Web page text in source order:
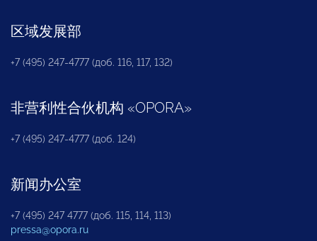
区域发展部
+7 (495) 247-4777 (доб. 116, 117, 132)
非营利性合伙机构 «OPORA»
+7 (495) 247-4777 (доб. 124)
新闻办公室
+7 (495) 247 4777 (доб. 115, 114, 113)
pressa@opora.ru